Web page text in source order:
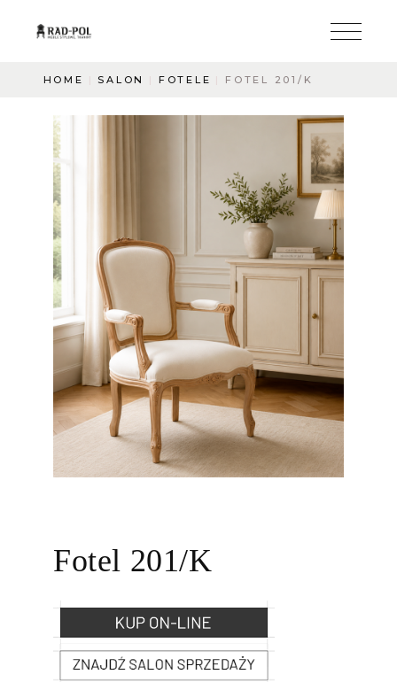
HOME SALON FOTELE FOTEL 201/K
Fotel 201/K